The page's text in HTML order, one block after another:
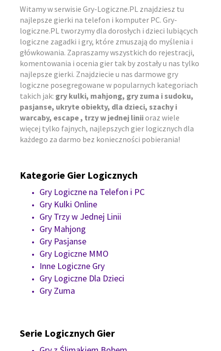
Witamy w serwisie Gry-Logiczne.PL znajdziesz tu
najlepsze gierki na telefon i komputer PC. Gry-
logiczne.PL tworzymy dla dorosłych i dzieci lubiących
logiczne zagadki i gry, które zmuszają do myślenia i
główkowania. Zapraszamy wszystkich do rejestracji,
komentowania i ocenia gier tak by zostały u nas tylko
najlepsze gierki. Znajdziecie u nas darmowe gry
logiczne posegregowane w popularnych kategoriach
takich jak: gry kulki, mahjong, gry zuma i sudoku,
pasjanse, ukryte obiekty, dla dzieci, szachy i
warcaby, escape , trzy w jednej liniioraz wiele
więcej tylko fajnych, najlepszych gier logicznych dla
każdego za darmo bez konieczności pobierania!
Kategorie Gier Logicznych
Gry Logiczne na Telefon i PC
Gry Kulki Online
Gry Trzy w Jednej Linii
Gry Mahjong
Gry Pasjanse
Gry Logiczne MMO
Inne Logiczne Gry
Gry Logiczne Dla Dzieci
Gry Zuma
Serie Logicznych Gier